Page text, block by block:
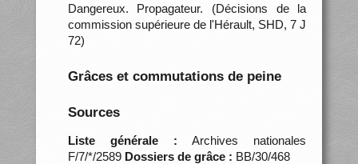
Dangereux. Propagateur. (Décisions de la
commission supérieure de l'Hérault, SHD, 7 J
72)
Grâces et commutations de peine
Sources
Liste générale : Archives nationales
F/7/*/2589 Dossiers de grâce : BB/30/468